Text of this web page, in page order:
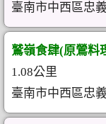
臺南市中西區忠
鷲嶺食肆(原鶯料
1.08公里
臺南市中西區忠